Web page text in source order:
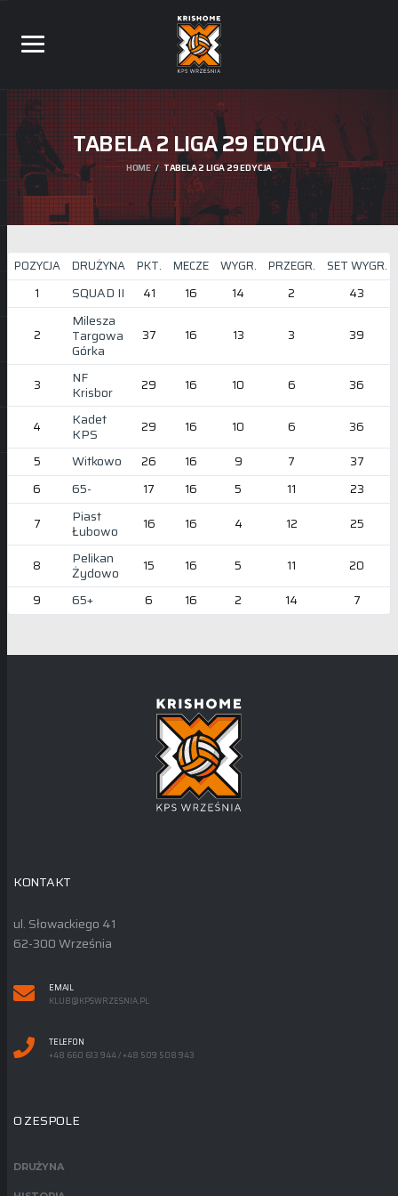
TABELA 2 LIGA 29 EDYCJA
HOME TABELA 2 LIGA 29 EDYCJA
POZYCJA DRUŻYNA PKT. MECZE WYGR. PRZEGR.
SET WYGR.
1
SQUAD II 41 16 14 2 43
2
Milesza
Targowa
Górka
37 16 13 3 39
3 NF
Krisbor 29 16 10 6 36
4 Kadet
KPS 29 16 10 6
36
5
Witkowo 26 16 9 7
37
6
65- 17 16 5 11
23
7
Piast
Łubowo 16 16 4 12 25
8 Pelikan
Żydowo 15 16 5 11
20
9
65+ 6 16 2 14 7
KONTAKT
ul. Słowackiego 41
62-300 Września
EMAIL
KLUB@KPSWRZESNIA.PL
TELEFON
+48 660 613 944 / +48 509 508 943
O ZESPOLE
DRUŻYNA